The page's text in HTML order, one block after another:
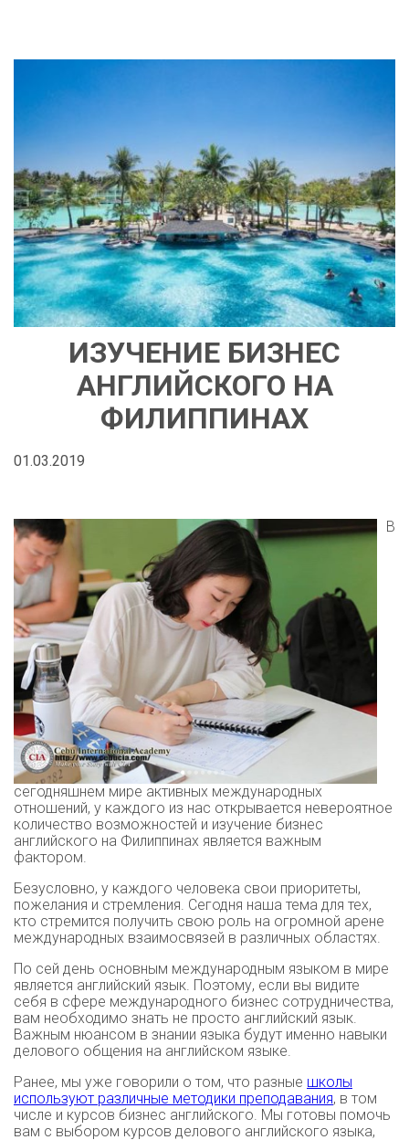
ИЗУЧЕНИЕ БИЗНЕС
АНГЛИЙСКОГО НА
ФИЛИППИНАХ
01.03.2019
В
сегодняшнем мире активных международных
отношений, у каждого из нас открывается невероятное
количество возможностей и изучение бизнес
английского на Филиппинах является важным
фактором.
Безусловно, у каждого человека свои приоритеты,
пожелания и стремления. Сегодня наша тема для тех,
кто стремится получить свою роль на огромной арене
международных взаимосвязей в различных областях.
По сей день основным международным языком в мире
является английский язык. Поэтому, если вы видите
себя в сфере международного бизнес сотрудничества,
вам необходимо знать не просто английский язык.
Важным нюансом в знании языка будут именно навыки
делового общения на английском языке.
Ранее, мы уже говорили о том, что разные школы
используют различные методики преподавания, в том
числе и курсов бизнес английского. Мы готовы помочь
вам с выбором курсов делового английского языка,